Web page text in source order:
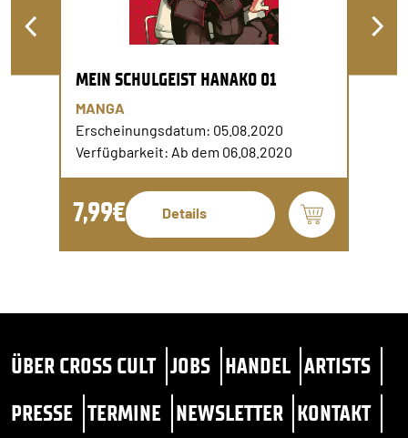
MEIN SCHULGEIST HANAKO 01
MANGA
Erscheinungsdatum: 05.08.2020
Verfügbarkeit: Ab dem 06.08.2020
7,99€ Details
ÜBER CROSS CULT JOBS HANDEL ARTISTS
PRESSE TERMINE NEWSLETTER KONTAKT